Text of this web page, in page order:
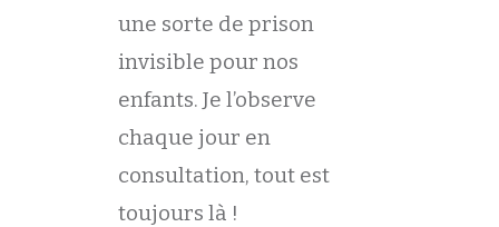
une sorte de prison
invisible pour nos
enfants. Je l’observe
chaque jour en
consultation, tout est
toujours là !